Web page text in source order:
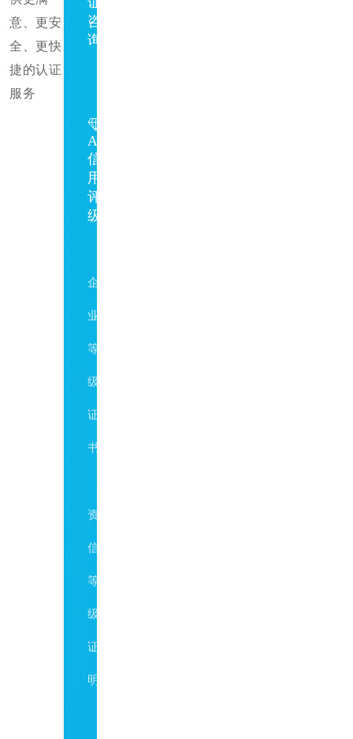
意、更安
全、更快
捷的认证
服务
咨
询
AAA
信
用
评
级
企
业
等
级
证
书
资
信
等
级
证
明